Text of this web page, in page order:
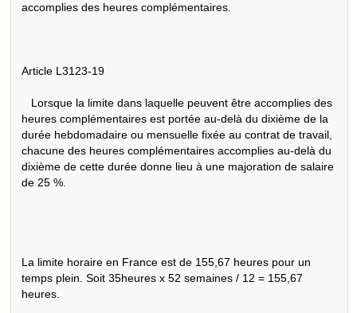
accomplies des heures complémentaires.
Article L3123-19
heures complémentaires est portée au-delà du dixième de la
durée hebdomadaire ou mensuelle fixée au contrat de travail,
chacune des heures complémentaires accomplies au-delà du
dixième de cette durée donne lieu à une majoration de salaire
de 25 %.
La limite horaire en France est de 155,67 heures pour un
temps plein. Soit 35heures x 52 semaines / 12 = 155,67
heures.